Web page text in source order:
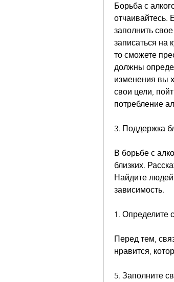
Борьба с
отчаивайтесь.
заполнить
записаться на
то сможете
должны
изменения вы
свои цели,
потребление
3. Поддержка
В борьбе с
близких.
Найдите
зависимость.
1. Определите
Перед тем,
нравится,
5. Заполните